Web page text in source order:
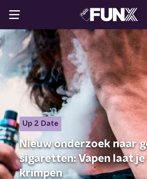
Up 2 Date
Nieuw onderzoek naar
sigaretten: Vapen laat je
krimpen